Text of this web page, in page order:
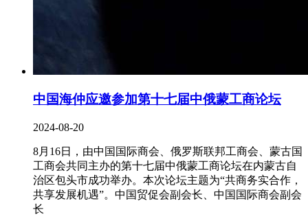
中国海仲应邀参加第十七届中俄蒙工商论坛
2024-08-20
8月16日，由中国国际商会、俄罗斯联邦工商会、蒙古国
工商会共同主办的第十七届中俄蒙工商论坛在内蒙古自
治区包头市成功举办。本次论坛主题为“共商务实合作，
共享发展机遇”。中国贸促会副会长、中国国际商会副会
长